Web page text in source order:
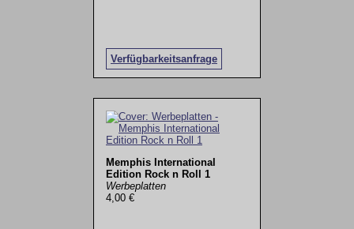
Verfügbarkeitsanfrage
Memphis International
Edition Rock n Roll 1
Werbeplatten
4,00 €